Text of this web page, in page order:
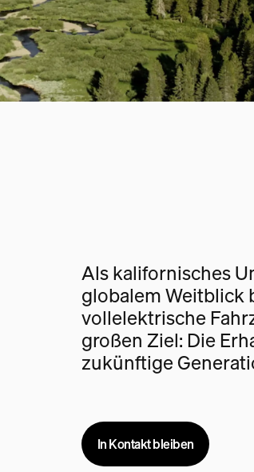
Als kalifornisches
globalem Weitblick
vollelektrische
großen Ziel: Die
zukünftige
In Kontakt bleiben